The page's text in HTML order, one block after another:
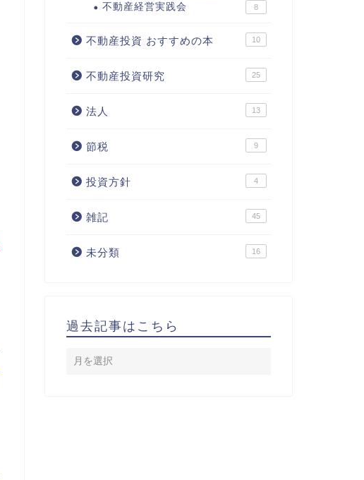
不動産経営実践会 8
不動産投資 おすすめの本 10
不動産投資研究 25
法人 13
節税 9
投資方針 4
雑記 45
未分類 16
過去記事はこちら